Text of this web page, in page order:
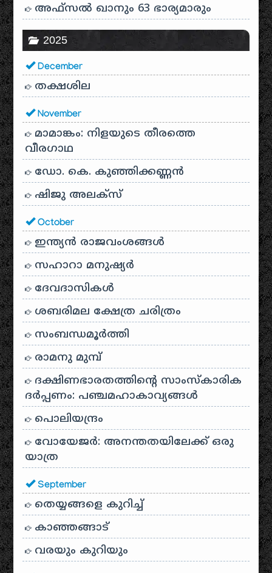
അഫ്സൽ ഖാനും 63 ഭാര്യമാരും
2025
December
തക്ഷശില
November
മാമാങ്കം: നിളയുടെ തീരത്തെ
വീരഗാഥ
ഡോ. കെ. കുഞ്ഞിക്കണ്ണൻ
ഷിജു അലക്സ്
October
ഇന്ത്യൻ രാജവംശങ്ങൾ
സഹാറാ മനുഷ്യർ
ദേവദാസികൾ
ശബരിമല ക്ഷേത്ര ചരിത്രം
സംബന്ധമൂർത്തി
രാമനു മുമ്പ്
ദക്ഷിണഭാരതത്തിൻ്റെ സാംസ്കാരിക
ദർപ്പണം: പഞ്ചമഹാകാവ്യങ്ങൾ
പൊലിയന്ദ്രം
വോയേജർ: അനന്തതയിലേക്ക് ഒരു
യാത്ര
September
തെയ്യങ്ങളെ കുറിച്ച്
കാഞ്ഞങ്ങാട്
വരയും കുറിയും